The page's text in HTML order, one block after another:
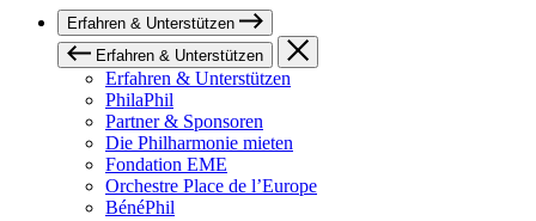
Erfahren & Unterstützen
Erfahren & Unterstützen
Erfahren & Unterstützen
PhilaPhil
Partner & Sponsoren
Die Philharmonie mieten
Fondation EME
Orchestre Place de l’Europe
BénéPhil